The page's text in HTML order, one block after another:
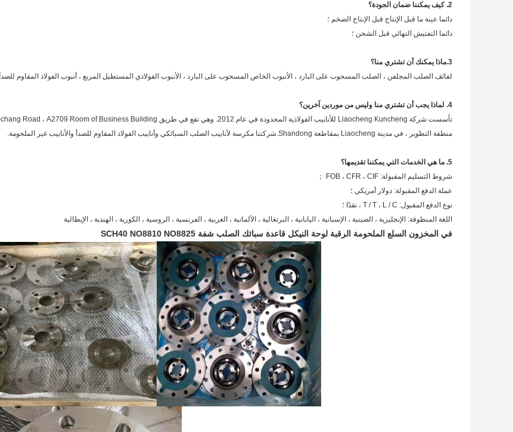
2. كيف يمكننا ضمان الجودة؟
دائما عينة ما قبل الإنتاج قبل الإنتاج الضخم ؛
دائما التفتيش النهائي قبل الشحن ؛
3.ماذا يمكنك أن تشتري منا؟
لفائف الصلب المجلفن ، الصلب المسحوب على البارد ، الأنبوب الخاص المسحوب على البارد ، الأنبوب الفولاذي المستطيل المربع ، أنبوب الفولاذ المقاوم للصدأ
4. لماذا يجب أن تشتري منا وليس من موردين آخرين؟
منطقة التطوير ، في مدينة Liaocheng بمقاطعة Shandong.شركتنا مكرسة لأنابيب الصلب السبائكي وأنابيب الفولاذ المقاوم للصدأ والأنابيب غير الملحومة.
5. ما هي الخدمات التي يمكننا تقديمها؟
شروط التسليم المقبولة: FOB ، CFR ، CIF ；
عملة الدفع المقبولة: دولار أمريكي ؛
نوع الدفع المقبول: T / T ، L / C ، نقدًا ؛
اللغة المنطوقة: الإنجليزية ، الصينية ، الإسبانية ، اليابانية ، البرتغالية ، الألمانية ، العربية ، الفرنسية ، الروسية ، الكورية ، الهندية ، الإيطالية
في المخزون السلع الملحومة الرقبة لوحة النيكل قاعدة سبائك الصلب شفة SCH40 NO8810 NO8825